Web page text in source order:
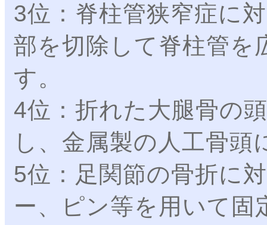
3位：脊柱管狭窄症に
部を切除して脊柱管を
す。
4位：折れた大腿骨の
し、金属製の人工骨
5位：足関節の骨折に
ー、ピン等を用いて固